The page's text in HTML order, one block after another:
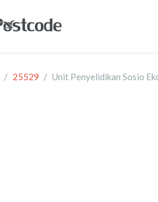
25529 Unit Penyelidikan Sosio